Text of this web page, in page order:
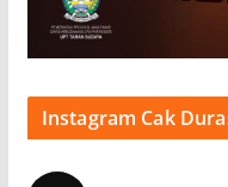
Instagram Cak